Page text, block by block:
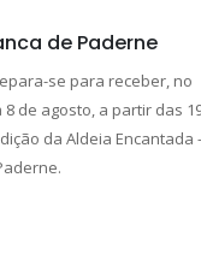
de Paderne
se para receber, no
de agosto, a partir das
da Aldeia